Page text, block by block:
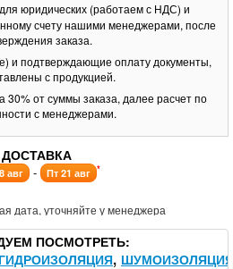
юридических (работаем с НДС) и
счету нашими менеджерами, после
заказа.
и подтверждающие оплату документы,
с продукцией.
30% от суммы заказа, далее расчет по
с менеджерами.
ДОСТАВКА
авг - Пт 21 авг *
дата, уточняйте у менеджера
ПОСМОТРЕТЬ
ГИДРОИЗОЛЯЦИЯ ШУМОИЗОЛЯЦИЯ